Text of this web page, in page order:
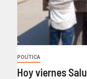
POLÍTICA
Hoy viernes